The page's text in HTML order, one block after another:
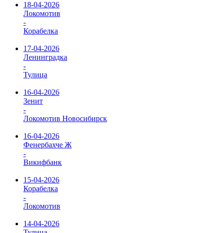
18-04-2026
Локомотив
-
Корабелка
17-04-2026
Ленинградка
-
Тулица
16-04-2026
Зенит
-
Локомотив Новосибирск
16-04-2026
Фенербахче Ж
-
Викифбанк
15-04-2026
Корабелка
-
Локомотив
14-04-2026